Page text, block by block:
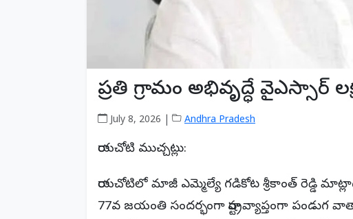
ప్రతి గ్రామం అభివృద్ధే వైఎస్సార్
July 8, 2026 | Andhra Pradesh
రాయచోటి ముచ్చట్లు:
రాయచోటిలో మాజీ ఎమ్మెల్యే గడికోట శ్రీకాంత్ రెడ్డి
77వ జయంతి సందర్భంగా రాష్ట్రవ్యాప్తంగా పండుగ